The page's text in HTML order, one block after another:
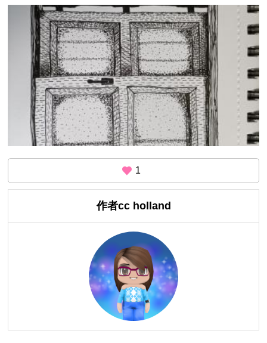
1
作者cc holland